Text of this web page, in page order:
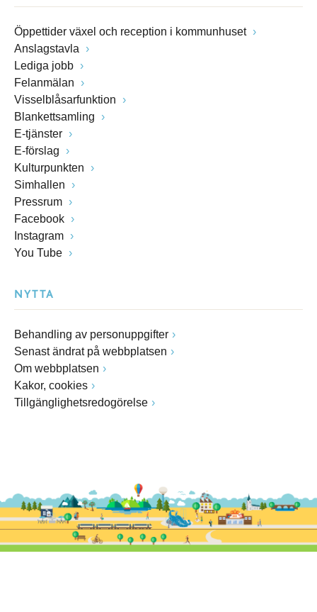
Öppettider växel och reception i kommunhuset
Anslagstavla
Lediga jobb
Felanmälan
Visselblåsarfunktion
Blankettsamling
E-tjänster
E-förslag
Kulturpunkten
Simhallen
Pressrum
Facebook
Instagram
You Tube
NYTTA
Behandling av personuppgifter
Senast ändrat på webbplatsen
Om webbplatsen
Kakor, cookies
Tillgänglighetsredogörelse